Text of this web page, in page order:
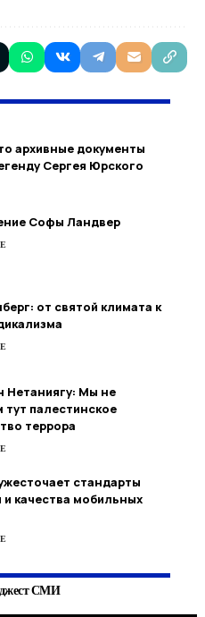
архивные документы
Сергея Юрского
Софы Ландвер
от святой климата к
Нетаниягу: Мы не
тут палестинское
террора
стандарты
и качества мобильных
СМИ